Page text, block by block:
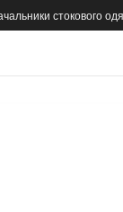
стокового